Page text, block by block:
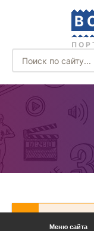
Меню сайта